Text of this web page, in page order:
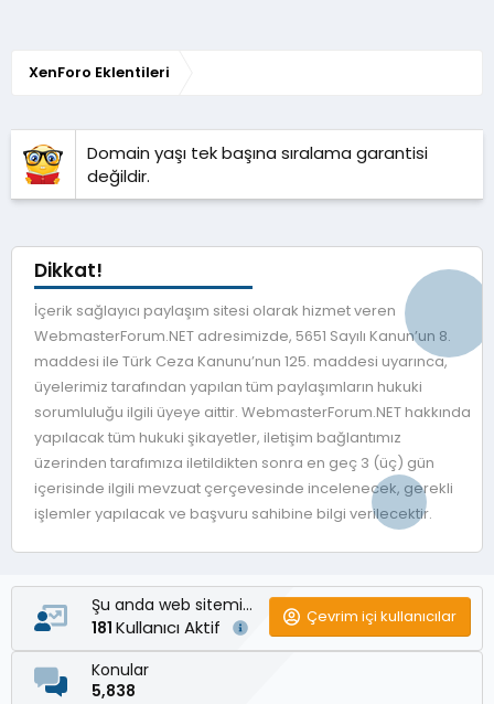
XenForo Eklentileri
Domain yaşı tek başına sıralama garantisi
değildir.
Dikkat!
İçerik sağlayıcı paylaşım sitesi olarak hizmet veren
WebmasterForum.NET adresimizde, 5651 Sayılı Kanun’un 8.
maddesi ile Türk Ceza Kanunu’nun 125. maddesi uyarınca,
üyelerimiz tarafından yapılan tüm paylaşımların hukuki
sorumluluğu ilgili üyeye aittir. WebmasterForum.NET hakkında
yapılacak tüm hukuki şikayetler, iletişim bağlantımız
üzerinden tarafımıza iletildikten sonra en geç 3 (üç) gün
içerisinde ilgili mevzuat çerçevesinde incelenecek, gerekli
işlemler yapılacak ve başvuru sahibine bilgi verilecektir.
Şu anda web sitemizde
181 Kullanıcı Aktif Çevrim içi kullanıcılar
Konular
5,838